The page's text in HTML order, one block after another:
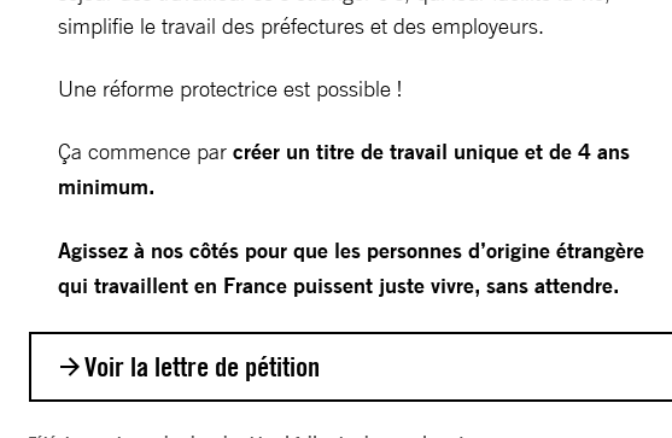
simplifie le travail des préfectures et des employeurs.
Une réforme protectrice est possible !
Ça commence par créer un titre de travail unique et de 4 ans
minimum.
Agissez à nos côtés pour que les personnes d’origine étrangère
qui travaillent en France puissent juste vivre, sans attendre.
Voir la lettre de pétition